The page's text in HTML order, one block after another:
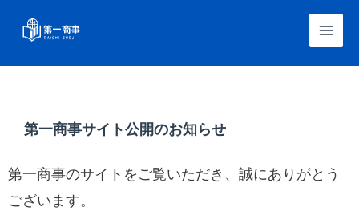
Main
第一商事サイト公開のお知らせ
第一商事のサイトをご覧いただき、誠にありがとう
ございます。